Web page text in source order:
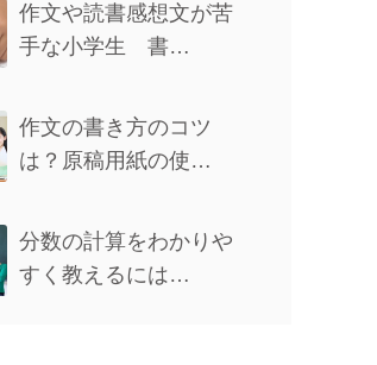
作文や読書感想文が苦
手な小学生 書…
作文の書き方のコツ
は？原稿用紙の使…
分数の計算をわかりや
すく教えるには…